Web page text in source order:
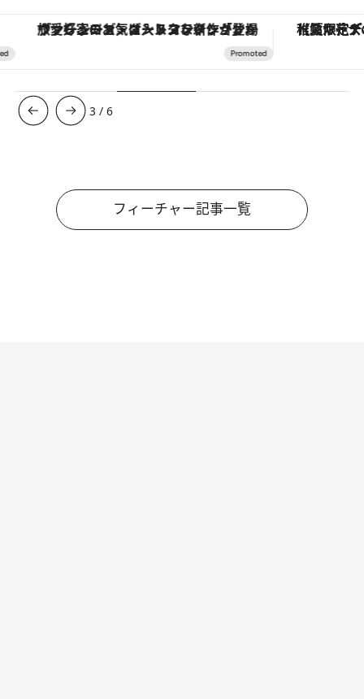
ヴァシュロン・コンスタンタン「オーヴァーシーズ・オートマティック」。旅愛好家のお気に入りコレクションから、ジェンダーレスな新作が登場 【夏限定ディナーコース】旬を
3 /6
フィーチャー記事一覧